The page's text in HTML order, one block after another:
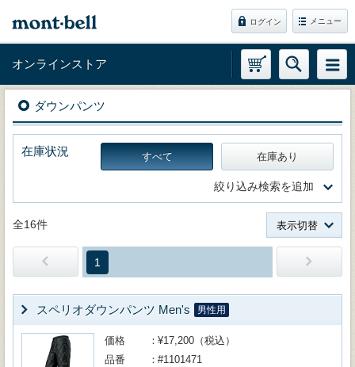
ログイン メニュー
オンラインストア
ダウンパンツ
在庫状況 すべて 在庫あり
絞り込み検索を追加
全16件 表示切替
1
スペリオダウンパンツ Men's 男性用
価格
¥17,200（税込）
品番
#1101471